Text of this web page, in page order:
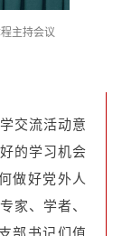
主持会议
交流活动意
的学习机会
做好党外人
家、学者、